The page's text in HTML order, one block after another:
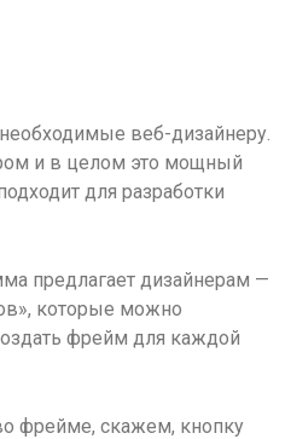
веб-дизайнеру.
и в целом это мощный
для разработки
предлагает дизайнерам —
которые можно
фрейм для каждой
фрейме, скажем, кнопку